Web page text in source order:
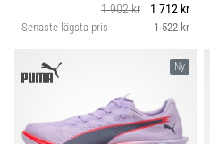
1 902 kr
1 712 kr
Senaste lägsta pris 1 522 kr
Ny